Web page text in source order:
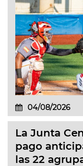
04/08/2026
La Junta
pago
las 22